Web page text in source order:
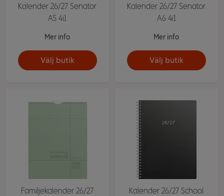
Kalender 26/27 Senator
A5 4i1
Mer info
Välj butik
Kalender 26/27 Senator
A6 4i1
Mer info
Välj butik
Familjekalender 26/27
Kalender 26/27 School